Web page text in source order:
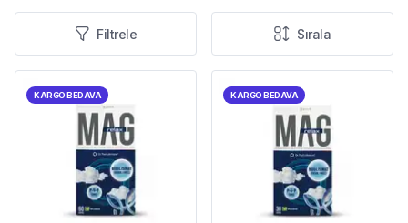
Filtrele Sırala
KARGO BEDAVA KARGO BEDAVA